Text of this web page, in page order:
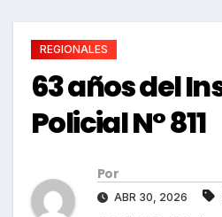
REGIONALES
63 años del
Policial N° 811
Por
ABR 30, 2026